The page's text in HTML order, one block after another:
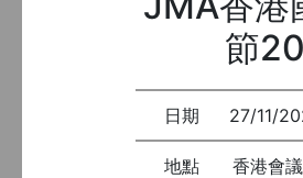
節
日期 27/11/
地點 香港會